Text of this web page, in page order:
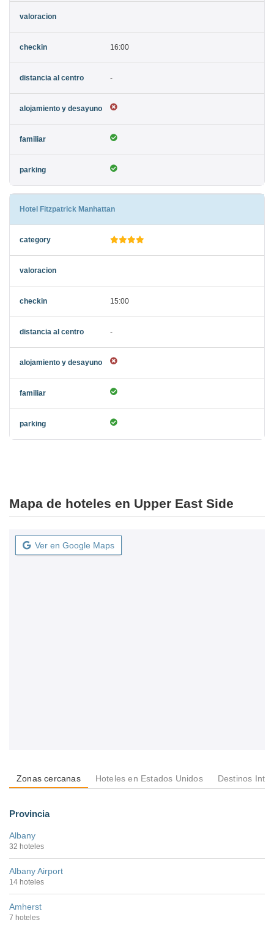
16:00
-
Hotel Fitzpatrick Manhattan
15:00
-
Mapa de hoteles en Upper East Side
Ver en Google Maps
Zonas cercanas Hoteles en Estados Unidos Destinos
Provincia
Albany
32 hoteles
Albany Airport
14 hoteles
Amherst
7 hoteles